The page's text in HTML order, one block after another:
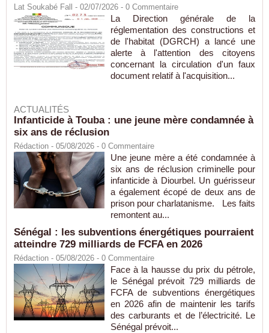
Lat Soukabé Fall - 02/07/2026 - 0 Commentaire
La Direction générale de la
réglementation des constructions et
de l'habitat (DGRCH) a lancé une
alerte à l'attention des citoyens
concernant la circulation d'un faux
document relatif à l'acquisition...
ACTUALITÉS
Infanticide à Touba : une jeune mère condamnée à
six ans de réclusion
Rédaction - 05/08/2026 - 0 Commentaire
Une jeune mère a été condamnée à
six ans de réclusion criminelle pour
infanticide à Diourbel. Un guérisseur
a également écopé de deux ans de
prison pour charlatanisme. Les faits
remontent au...
Sénégal : les subventions énergétiques pourraient
atteindre 729 milliards de FCFA en 2026
Rédaction - 05/08/2026 - 0 Commentaire
Face à la hausse du prix du pétrole,
le Sénégal prévoit 729 milliards de
FCFA de subventions énergétiques
en 2026 afin de maintenir les tarifs
des carburants et de l’électricité. Le
Sénégal prévoit...